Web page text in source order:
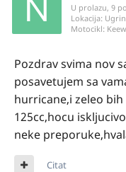
U prolazu, 9
Lokacija:
Motocikl:
Pozdrav svima nov
posavetujem sa
hurricane,i zeleo
125cc,hocu
neke
Citat